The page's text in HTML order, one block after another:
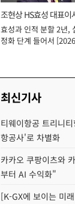
조현상 HS효성 대표이
장
효성과 인적 분할 2년,
정화 단계 들어서
최신기사
티웨이항공 트리니
항공사'로 차별화
카카오 쿠팡이츠와
부터 AI 수익화"
[K-GX에 보이는 미